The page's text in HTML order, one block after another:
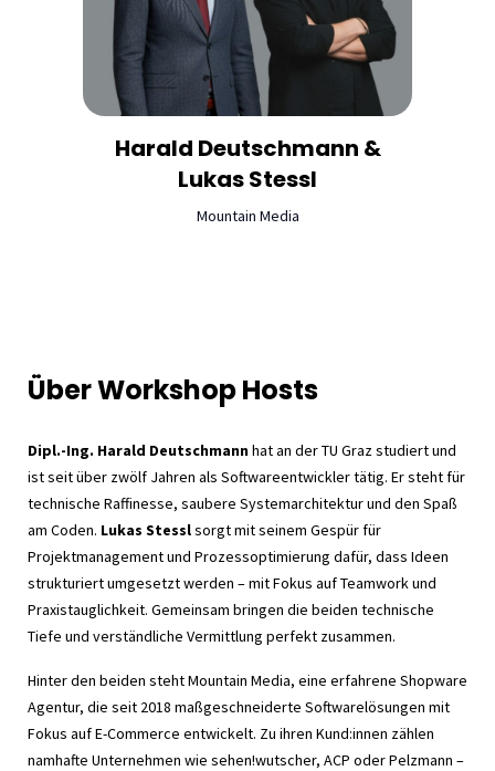
Harald Deutschmann &
Lukas Stessl
Mountain Media
Über Workshop Hosts
Dipl.-Ing. Harald Deutschmannhat an der TU Graz studiert und
ist seit über zwölf Jahren als Softwareentwickler tätig. Er steht für
technische Raffinesse, saubere Systemarchitektur und den Spaß
am Coden. Lukas Stesslsorgt mit seinem Gespür für
Projektmanagement und Prozessoptimierung dafür, dass Ideen
strukturiert umgesetzt werden – mit Fokus auf Teamwork und
Praxistauglichkeit. Gemeinsam bringen die beiden technische
Tiefe und verständliche Vermittlung perfekt zusammen.
Hinter den beiden steht Mountain Media, eine erfahrene Shopware
Agentur, die seit 2018 maßgeschneiderte Softwarelösungen mit
Fokus auf E-Commerce entwickelt. Zu ihren Kund:innen zählen
namhafte Unternehmen wie sehen!wutscher, ACP oder Pelzmann –